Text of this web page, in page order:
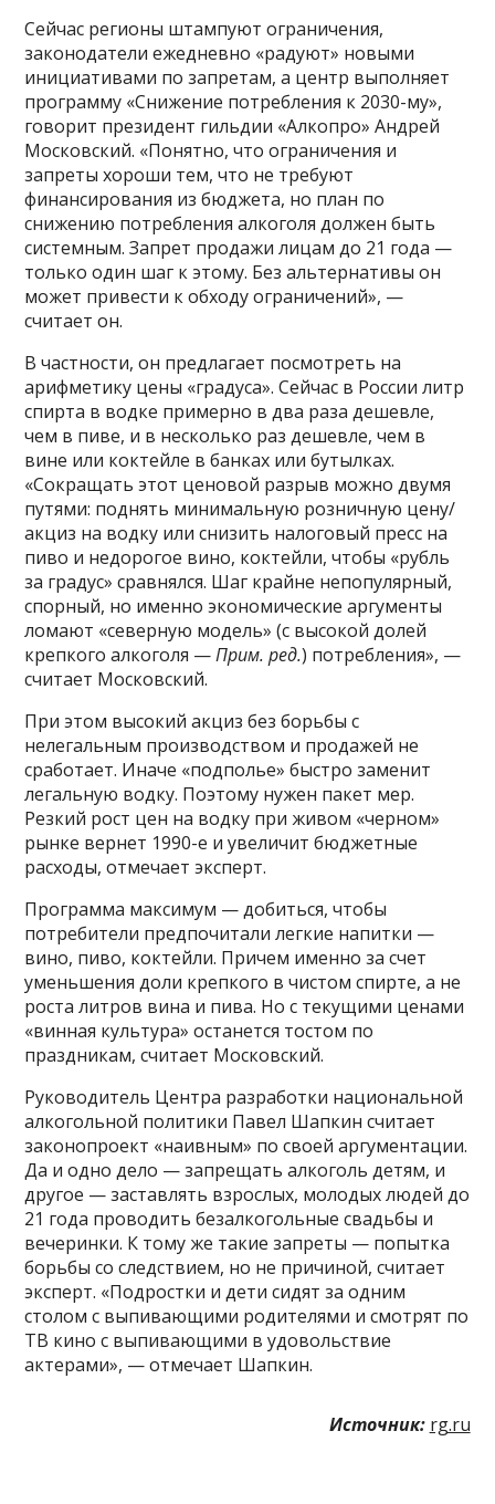
Сейчас регионы штампуют ограничения,
законодатели ежедневно «радуют» новыми
инициативами по запретам, а центр выполняет
программу «Снижение потребления к 2030-му»,
говорит президент гильдии «Алкопро» Андрей
Московский. «Понятно, что ограничения и
запреты хороши тем, что не требуют
финансирования из бюджета, но план по
снижению потребления алкоголя должен быть
системным. Запрет продажи лицам до 21 года —
только один шаг к этому. Без альтернативы он
может привести к обходу ограничений», —
считает он.
В частности, он предлагает посмотреть на
арифметику цены «градуса». Сейчас в России литр
спирта в водке примерно в два раза дешевле,
чем в пиве, и в несколько раз дешевле, чем в
вине или коктейле в банках или бутылках.
«Сокращать этот ценовой разрыв можно двумя
путями: поднять минимальную розничную цену/
акциз на водку или снизить налоговый пресс на
пиво и недорогое вино, коктейли, чтобы «рубль
за градус» сравнялся. Шаг крайне непопулярный,
спорный, но именно экономические аргументы
ломают «северную модель» (с высокой долей
крепкого алкоголя —Прим. ред.) потребления», —
считает Московский.
При этом высокий акциз без борьбы с
нелегальным производством и продажей не
сработает. Иначе «подполье» быстро заменит
легальную водку. Поэтому нужен пакет мер.
Резкий рост цен на водку при живом «черном»
рынке вернет 1990-е и увеличит бюджетные
расходы, отмечает эксперт.
Программа максимум — добиться, чтобы
потребители предпочитали легкие напитки —
вино, пиво, коктейли. Причем именно за счет
уменьшения доли крепкого в чистом спирте, а не
роста литров вина и пива. Но с текущими ценами
«винная культура» останется тостом по
праздникам, считает Московский.
Руководитель Центра разработки национальной
алкогольной политики Павел Шапкин считает
законопроект «наивным» по своей аргументации.
Да и одно дело — запрещать алкоголь детям, и
другое — заставлять взрослых, молодых людей до
21 года проводить безалкогольные свадьбы и
вечеринки. К тому же такие запреты — попытка
борьбы со следствием, но не причиной, считает
эксперт. «Подростки и дети сидят за одним
столом с выпивающими родителями и смотрят по
ТВ кино с выпивающими в удовольствие
актерами», — отмечает Шапкин.
Источник: rg.ru